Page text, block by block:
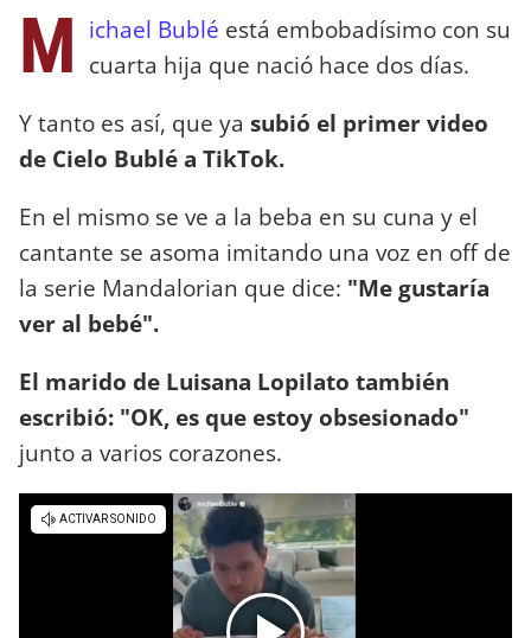
M ichael Bublé está embobadísimo con su
cuarta hija que nació hace dos días.
Y tanto es así, que ya subió el primer video
de Cielo Bublé a TikTok.
En el mismo se ve a la beba en su cuna y el
cantante se asoma imitando una voz en off de
la serie Mandalorian que dice: "Me gustaría
ver al bebé".
El marido de Luisana Lopilato también
escribió: "OK, es que estoy obsesionado"
junto a varios corazones.